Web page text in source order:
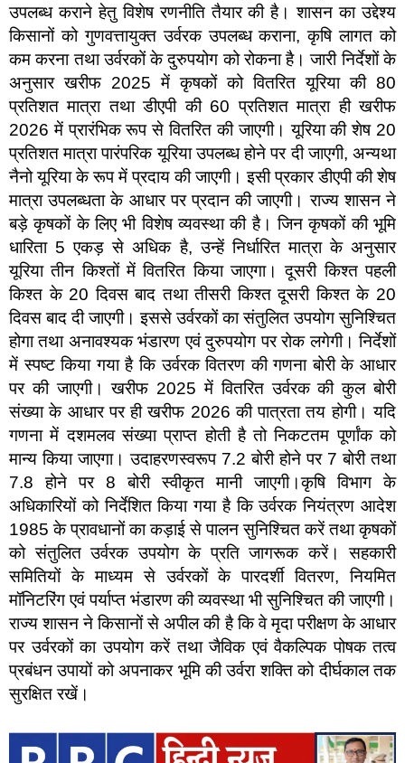
उपलब्ध कराने हेतु विशेष रणनीति तैयार की है। शासन का उद्देश्य
किसानों को गुणवत्तायुक्त उर्वरक उपलब्ध कराना, कृषि लागत को
कम करना तथा उर्वरकों के दुरुपयोग को रोकना है। जारी निर्देशों के
अनुसार खरीफ 2025 में कृषकों को वितरित यूरिया की 80
प्रतिशत मात्रा तथा डीएपी की 60 प्रतिशत मात्रा ही खरीफ
2026 में प्रारंभिक रूप से वितरित की जाएगी। यूरिया की शेष 20
प्रतिशत मात्रा पारंपरिक यूरिया उपलब्ध होने पर दी जाएगी, अन्यथा
नैनो यूरिया के रूप में प्रदाय की जाएगी। इसी प्रकार डीएपी की शेष
मात्रा उपलब्धता के आधार पर प्रदान की जाएगी। राज्य शासन ने
बड़े कृषकों के लिए भी विशेष व्यवस्था की है। जिन कृषकों की भूमि
धारिता 5 एकड़ से अधिक है, उन्हें निर्धारित मात्रा के अनुसार
यूरिया तीन किश्तों में वितरित किया जाएगा। दूसरी किश्त पहली
किश्त के 20 दिवस बाद तथा तीसरी किश्त दूसरी किश्त के 20
दिवस बाद दी जाएगी। इससे उर्वरकों का संतुलित उपयोग सुनिश्चित
होगा तथा अनावश्यक भंडारण एवं दुरुपयोग पर रोक लगेगी। निर्देशों
में स्पष्ट किया गया है कि उर्वरक वितरण की गणना बोरी के आधार
पर की जाएगी। खरीफ 2025 में वितरित उर्वरक की कुल बोरी
संख्या के आधार पर ही खरीफ 2026 की पात्रता तय होगी। यदि
गणना में दशमलव संख्या प्राप्त होती है तो निकटतम पूर्णांक को
मान्य किया जाएगा। उदाहरणस्वरूप 7.2 बोरी होने पर 7 बोरी तथा
7.8 होने पर 8 बोरी स्वीकृत मानी जाएगी।कृषि विभाग के
अधिकारियों को निर्देशित किया गया है कि उर्वरक नियंत्रण आदेश
1985 के प्रावधानों का कड़ाई से पालन सुनिश्चित करें तथा कृषकों
को संतुलित उर्वरक उपयोग के प्रति जागरूक करें। सहकारी
समितियों के माध्यम से उर्वरकों के पारदर्शी वितरण, नियमित
मॉनिटरिंग एवं पर्याप्त भंडारण की व्यवस्था भी सुनिश्चित की जाएगी।
राज्य शासन ने किसानों से अपील की है कि वे मृदा परीक्षण के आधार
पर उर्वरकों का उपयोग करें तथा जैविक एवं वैकल्पिक पोषक तत्व
प्रबंधन उपायों को अपनाकर भूमि की उर्वरा शक्ति को दीर्घकाल तक
सुरक्षित रखें।